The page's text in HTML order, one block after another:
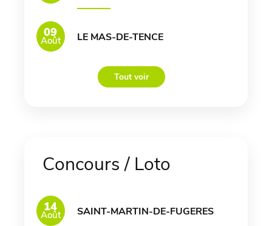
09
Août LE MAS-DE-TENCE
Tout voir
Concours / Loto
14
Août SAINT-MARTIN-DE-FUGERES